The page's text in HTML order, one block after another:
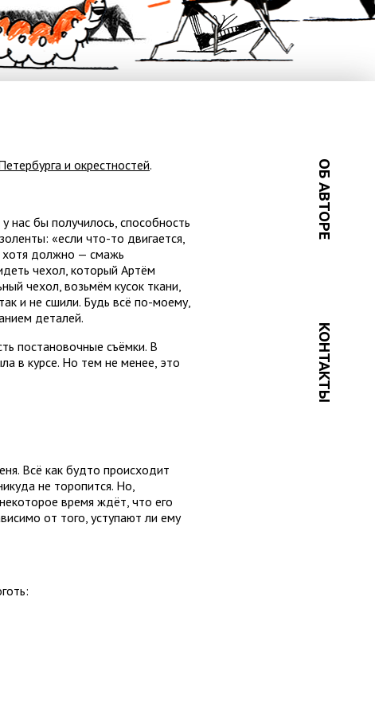
ОБ АВТОРЕ
КОНТАКТЫ
и окрестностей.
нас бы получилось, способность
«если что-то двигается,
хотя должно — смажь
чехол, который Артём
чехол, возьмём кусок ткани,
и не сшили. Будь всё по-моему,
деталей.
постановочные съёмки. В
в курсе. Но тем не менее, это
Всё как будто происходит
не торопится. Но,
время ждёт, что его
от того, уступают ли ему